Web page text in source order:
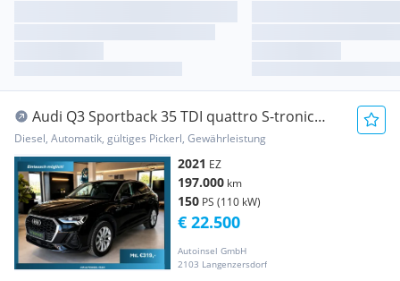
Audi Q3 Sportback 35 TDI quattro S-tronic
Virtual Co...
Diesel, Automatik, gültiges Pickerl, Gewährleistung
2021 EZ
197.000 km
150 PS (110 kW)
Autoinsel GmbH
2103 Langenzersdorf
€ 22.500